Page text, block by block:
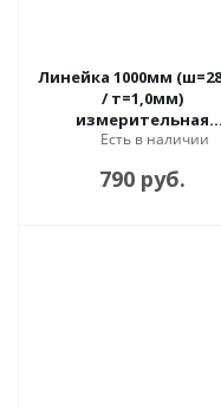
Линейка 1000мм
/ т=1,0мм)
измерительная
металлическая в
Есть в наличии
790 руб.